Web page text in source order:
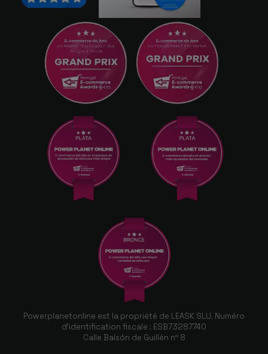
Powerplanetonline est la propriété de LEASK SLU. Numéro
d'identification fiscale : ESB73287740
Calle Balsón de Guillén nº 8